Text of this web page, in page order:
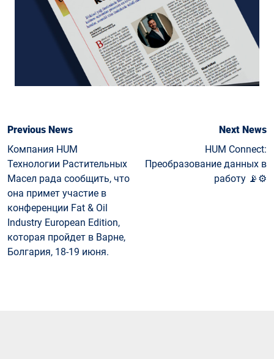
Previous News
Компания HUM
Технологии Растительных
Масел рада сообщить, что
она примет участие в
конференции Fat & Oil
Industry European Edition,
которая пройдет в Варне,
Болгария, 18-19 июня.
Next News
HUM Connect:
Преобразование данных в
работу 📡⚙️